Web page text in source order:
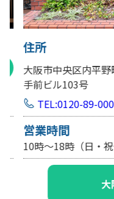
住所
大阪市中央区内平野
手前ビル103号
TEL:0120-89-0007
営業時間
10時～18時（日・祝
大